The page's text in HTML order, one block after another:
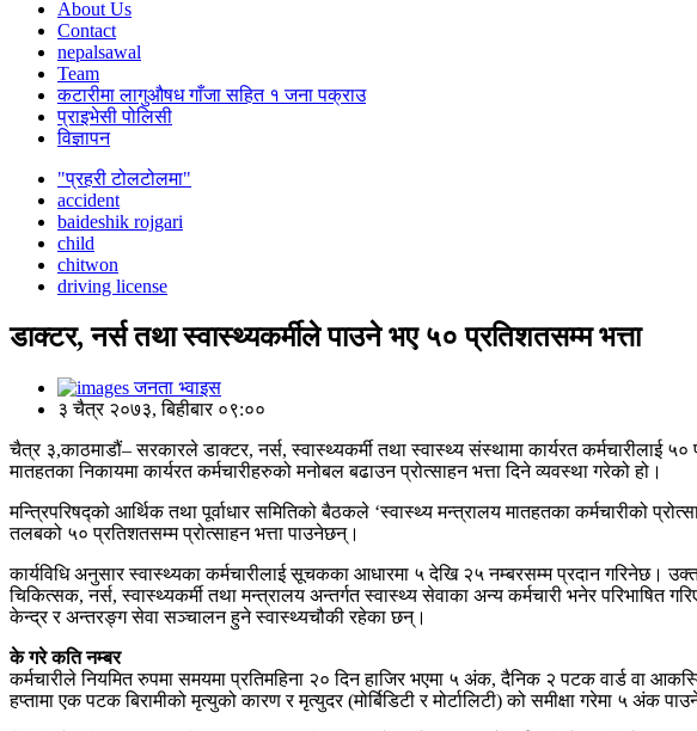
About Us
Contact
nepalsawal
Team
कटारीमा लागुऔषध गाँजा सहित १ जना पक्राउ
प्राइभेसी पोलिसी
विज्ञापन
"प्रहरी टोलटोलमा"
accident
baideshik rojgari
child
chitwon
driving license
डाक्टर, नर्स तथा स्वास्थ्यकर्मीले पाउने भए ५० प्रतिशतसम्म भत्ता
जनता भ्वाइस
३ चैत्र २०७३, बिहीबार ०९:००
चैत्र ३,काठमाडौं– सरकारले डाक्टर, नर्स, स्वास्थ्यकर्मी तथा स्वास्थ्य संस्थामा कार्यरत कर्मचारीलाई
मातहतका निकायमा कार्यरत कर्मचारीहरुको मनोबल बढाउन प्रोत्साहन भत्ता दिने व्यवस्था गरेको हो।
मन्त्रिपरिषद्को आर्थिक तथा पूर्वाधार समितिको बैठकले ‘स्वास्थ्य मन्त्रालय मातहतका कर्मचारीको
तलबको ५० प्रतिशतसम्म प्रोत्साहन भत्ता पाउनेछन्।
कार्यविधि अनुसार स्वास्थ्यका कर्मचारीलाई सूचकका आधारमा ५ देखि २५ नम्बरसम्म प्रदान गरिनेछ।
चिकित्सक, नर्स, स्वास्थ्यकर्मी तथा मन्त्रालय अन्तर्गत स्वास्थ्य सेवाका अन्य कर्मचारी भनेर
केन्द्र र अन्तरङ्ग सेवा सञ्चालन हुने स्वास्थ्यचौकी रहेका छन्।
के गरे कति नम्बर
कर्मचारीले नियमित रुपमा समयमा प्रतिमहिना २० दिन हाजिर भएमा ५ अंक, दैनिक २ पटक वार्ड वा
हप्तामा एक पटक बिरामीको मृत्युको कारण र मृत्युदर (मोर्बिडिटी र मोर्टालिटी) को समीक्षा गरेमा ५ अंक